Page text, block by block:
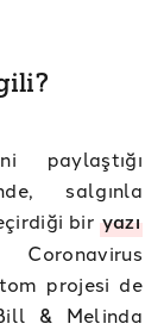
paylaştığı
salgınla
bir yazı
projesi de
& Melinda